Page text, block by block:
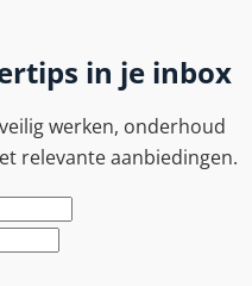
in je inbox
werken, onderhoud
relevante aanbiedingen.